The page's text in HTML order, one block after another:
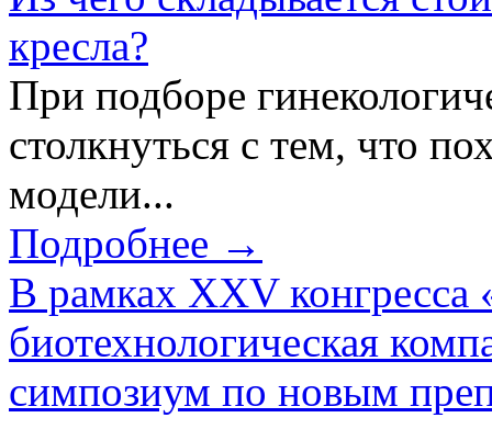
кресла?
При подборе
столкнуться с тем, что
модели...
Подробнее →
В рамках XXV конгресса
биотехнологическая
симпозиум по новым